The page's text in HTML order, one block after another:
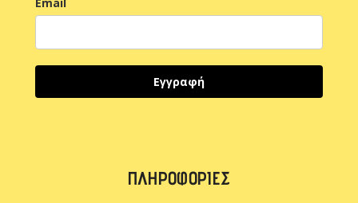
Εγγραφή
ΠΛΗΡΟΦΟΡΊΕΣ